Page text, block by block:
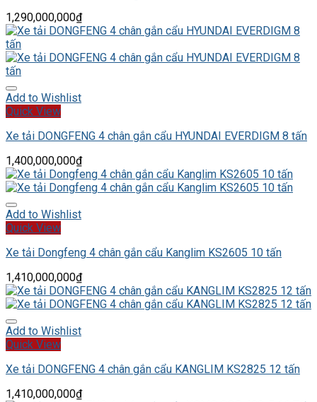
1,290,000,000₫
Add to Wishlist
Quick View
Xe tải DONGFENG 4 chân gắn cẩu HYUNDAI EVERDIGM 8 tấn
1,400,000,000₫
Add to Wishlist
Quick View
Xe tải Dongfeng 4 chân gắn cẩu Kanglim KS2605 10 tấn
1,410,000,000₫
Add to Wishlist
Quick View
Xe tải DONGFENG 4 chân gắn cẩu KANGLIM KS2825 12 tấn
1,410,000,000₫